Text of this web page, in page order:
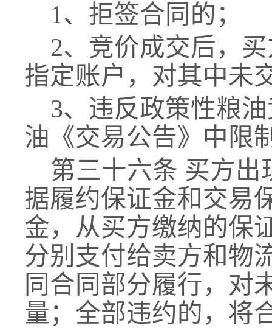
1、拒签合同的；
2、竞价成交后，
指定账户，对其中未
3、违反政策性粮
油《交易公告》中限
第三十六条 买方出
据履约保证金和交易
金，从买方缴纳的保
分别支付给卖方和物
同合同部分履行，对
量；全部违约的，将